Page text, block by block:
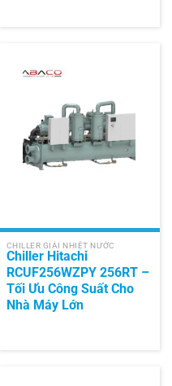
CHILLER GIẢI NHIỆT NƯỚC
Chiller Hitachi
RCUF256WZPY 256RT –
Tối Ưu Công Suất Cho
Nhà Máy Lớn